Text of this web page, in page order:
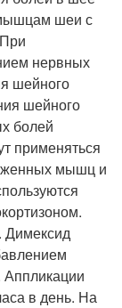
шеи с
нервных
шейного
шейного
болей
применяться
мышц и
Аппликации
в день. На